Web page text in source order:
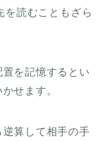
を読むこともざら
を記憶するとい
せます。
逆算して相手の手